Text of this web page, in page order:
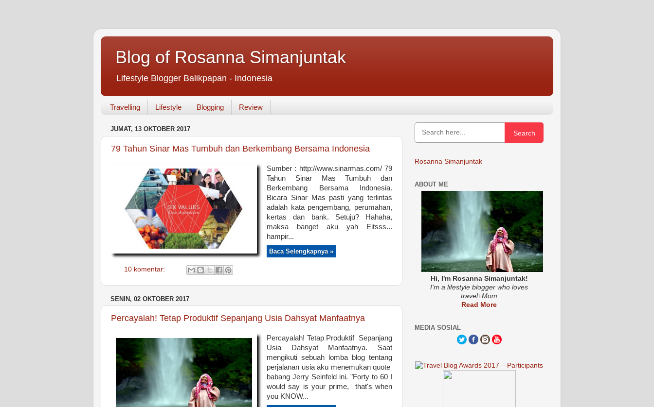
Blog of Rosanna Simanjuntak
Lifestyle Blogger Balikpapan - Indonesia
Travelling Lifestyle Blogging Review
JUMAT, 13 OKTOBER 2017
79 Tahun Sinar Mas Tumbuh dan Berkembang Bersama Indonesia
Sumber : http://www.sinarmas.com/ 79
Tahun Sinar Mas Tumbuh dan
Berkembang Bersama Indonesia.
Bicara Sinar Mas pasti yang terlintas
adalah kata pengembang, perumahan,
kertas dan bank. Setuju? Hahaha,
maksa banget aku yah Eitsss...
hampir...
Baca Selengkapnya »
10 komentar:
SENIN, 02 OKTOBER 2017
Percayalah! Tetap Produktif Sepanjang Usia Dahsyat Manfaatnya
Percayalah! Tetap Produktif Sepanjang
Usia Dahsyat Manfaatnya. Saat
mengikuti sebuah lomba blog tentang
perjalanan usia aku menemukan quote
babang Jerry Seinfeld ini. "Forty to 60 I
would say is your prime, that's when
you KNOW...
Search
Rosanna Simanjuntak
ABOUT ME
Hi, I'm Rosanna Simanjuntak!
I'm a lifestyle blogger who loves
travel+Mom
Read More
MEDIA SOSIAL